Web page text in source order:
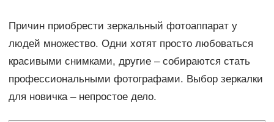
Причин приобрести зеркальный фотоаппарат у
людей множество. Одни хотят просто любоваться
красивыми снимками, другие – собираются стать
профессиональными фотографами. Выбор зеркалки
для новичка – непростое дело.